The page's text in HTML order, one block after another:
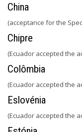
China
(acceptance for the
Chipre
(Ecuador accepted the
Colômbia
(Ecuador accepted the
Eslovénia
(Ecuador accepted the